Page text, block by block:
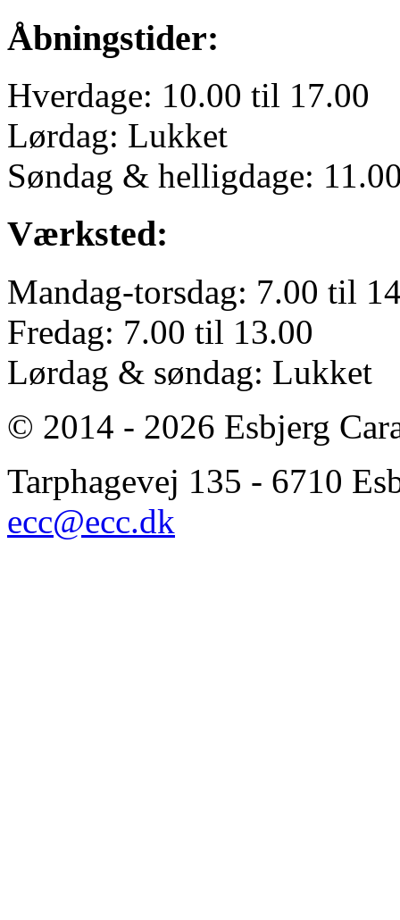
Åbningstider:
Hverdage: 10.00 til 17.00
Lørdag: Lukket
Søndag & helligdage:
Værksted:
Mandag-torsdag: 7.00 til
Fredag: 7.00 til 13.00
Lørdag & søndag: Lukket
© 2014 - 2026 Esbjerg
Tarphagevej 135 - 6710
ecc@ecc.dk